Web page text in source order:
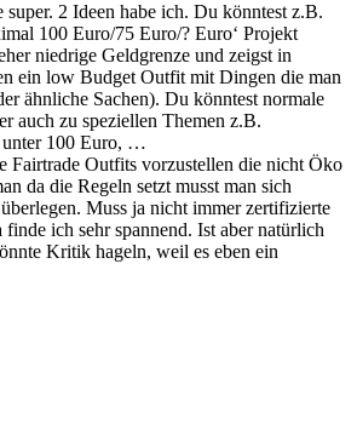
2 Ideen habe ich. Du könntest z.B.
100 Euro/75 Euro/? Euro‘ Projekt
niedrige Geldgrenze und zeigst in
ein low Budget Outfit mit Dingen die man
ähnliche Sachen). Du könntest normale
auch zu speziellen Themen z.B.
unter 100 Euro, …
Fairtrade Outfits vorzustellen die nicht Öko
da die Regeln setzt musst man sich
Muss ja nicht immer zertifizierte
ich sehr spannend. Ist aber natürlich
Kritik hageln, weil es eben ein